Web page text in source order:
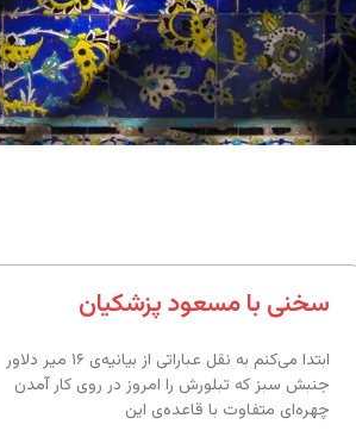
سخنی با مسعود پزشکیان
ابتدا می‌کنم به نقل عباراتی از بیانیه‌ی ۱۶ میر دلاور
جنبش سبز که تبلورش را امروز در روی کار آمدن
چهره‌ای متفاوت با قاعده‌ی این